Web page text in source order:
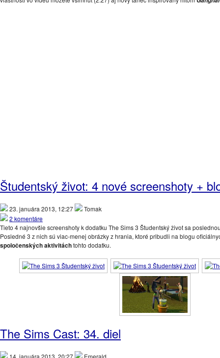
Študentský život: 4 nové screenshoty +
23. januára 2013, 12:27
Tomak
2 komentáre
Tieto 4 najnovšie screenshoty k dodatku The Sims 3 Študentský život sa
Posledné 3 z nich sú viac-menej obrázky z hrania, ktoré pribudli na blogu
spoločenských aktivitáchtohto dodatku.
The Sims Cast: 34. diel
14. januára 2013, 20:27
Emerald